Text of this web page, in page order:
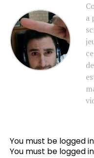
a
You must be logged
You must be logged in